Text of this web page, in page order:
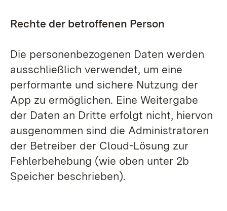
Rechte der betroffenen Person
Die personenbezogenen Daten werden
ausschließlich verwendet, um eine
performante und sichere Nutzung der
App zu ermöglichen. Eine Weitergabe
der Daten an Dritte erfolgt nicht, hiervon
ausgenommen sind die Administratoren
der Betreiber der Cloud-Lösung zur
Fehlerbehebung (wie oben unter 2b
Speicher beschrieben).